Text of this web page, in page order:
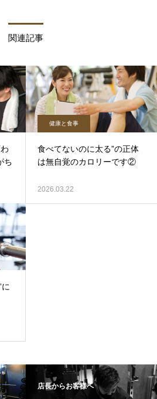
関連記事
ち
健康と食事
食べてないのに太る”の正体
は無自覚のカロリーです②
2026.03.22
店長からお客様へ